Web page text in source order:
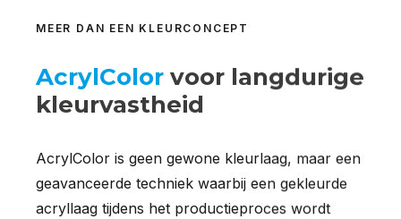
MEER DAN EEN KLEURCONCEPT
AcrylColor voor langdurige
kleurvastheid
AcrylColor is geen gewone kleurlaag, maar een
geavanceerde techniek waarbij een gekleurde
acryllaag tijdens het productieproces wordt